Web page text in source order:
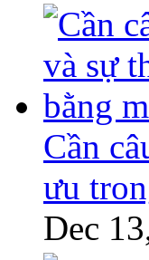
Cần
ưu
Dec